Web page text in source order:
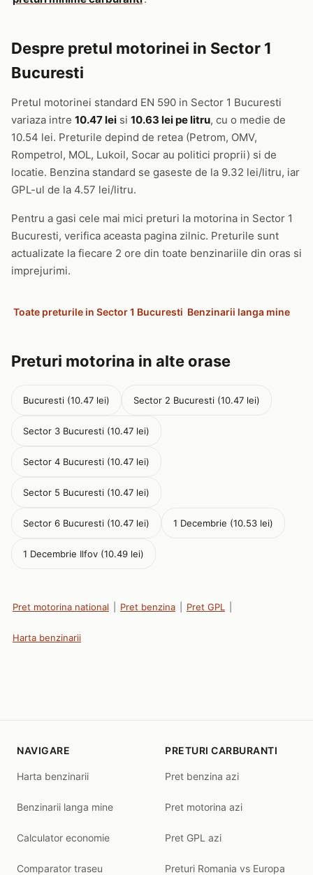
Despre pretul motorinei in Sector 1
Bucuresti
Pretul motorinei standard EN 590 in Sector 1 Bucuresti
variaza intre 10.47 lei si 10.63 lei pe litru, cu o medie de
10.54 lei. Preturile depind de retea (Petrom, OMV,
Rompetrol, MOL, Lukoil, Socar au politici proprii) si de
locatie. Benzina standard se gaseste de la 9.32 lei/litru, iar
GPL-ul de la 4.57 lei/litru.
Pentru a gasi cele mai mici preturi la motorina in Sector 1
Bucuresti, verifica aceasta pagina zilnic. Preturile sunt
actualizate la fiecare 2 ore din toate benzinariile din oras si
imprejurimi.
Toate preturile in Sector 1 Bucuresti Benzinarii langa mine
Preturi motorina in alte orase
Bucuresti (10.47 lei) Sector 2 Bucuresti (10.47 lei)
Sector 3 Bucuresti (10.47 lei)
Sector 4 Bucuresti (10.47 lei)
Sector 5 Bucuresti (10.47 lei)
Sector 6 Bucuresti (10.47 lei) 1 Decembrie (10.53 lei)
1 Decembrie Ilfov (10.49 lei)
Pret motorina national Pret benzina Pret GPL
Harta benzinarii
NAVIGARE
Harta benzinarii
Benzinarii langa mine
Calculator economie
Comparator traseu
PRETURI CARBURANTI
Pret benzina azi
Pret motorina azi
Pret GPL azi
Preturi Romania vs Europa